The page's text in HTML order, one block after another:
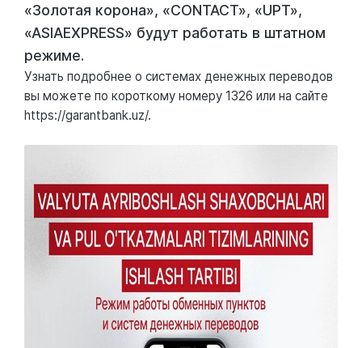
«Золотая корона», «CONTACT», «UPT»,
«ASIAEXPRESS» будут работать в штатном
режиме.
Узнать подробнее о системах денежных переводов
вы можете по короткому номеру 1326 или на сайте
https://garantbank.uz/.